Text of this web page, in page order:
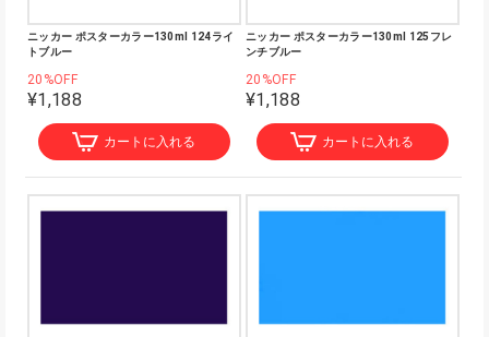
ニッカー ポスターカラー130ml 124ライ
トブルー
20%OFF
¥1,188
カートに入れる
ニッカー ポスターカラー130ml 125フレ
ンチブルー
20%OFF
¥1,188
カートに入れる